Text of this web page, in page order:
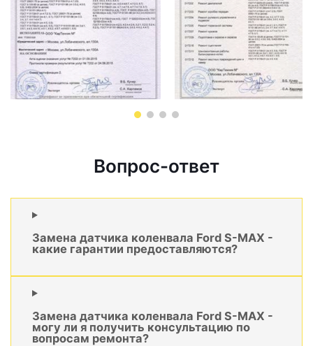
Вопрос-ответ
Замена датчика коленвала Ford S-MAX -
какие гарантии предоставляются?
Замена датчика коленвала Ford S-MAX -
могу ли я получить консультацию по
вопросам ремонта?